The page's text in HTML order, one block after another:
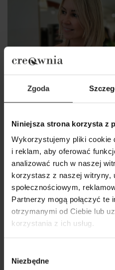
Zgoda
Niniejsza strona korzysta z
Wykorzystujemy pliki cookie
i reklam, aby oferować
analizować ruch w naszej
korzystasz z naszej witryny,
społecznościowym,
Partnerzy mogą połączyć te
otrzymanymi od Ciebie lub
korzystania z ich usług.
zgody
Niezbędne
Wiskozowa Bluzka w
zielonym z dekoltem w
Julia Bottle Green
179,00 zł
Popularne
Wybrane dla Ciebie z